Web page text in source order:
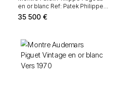
en or blanc Ref: Patek Philippe -
5500
35 500 €